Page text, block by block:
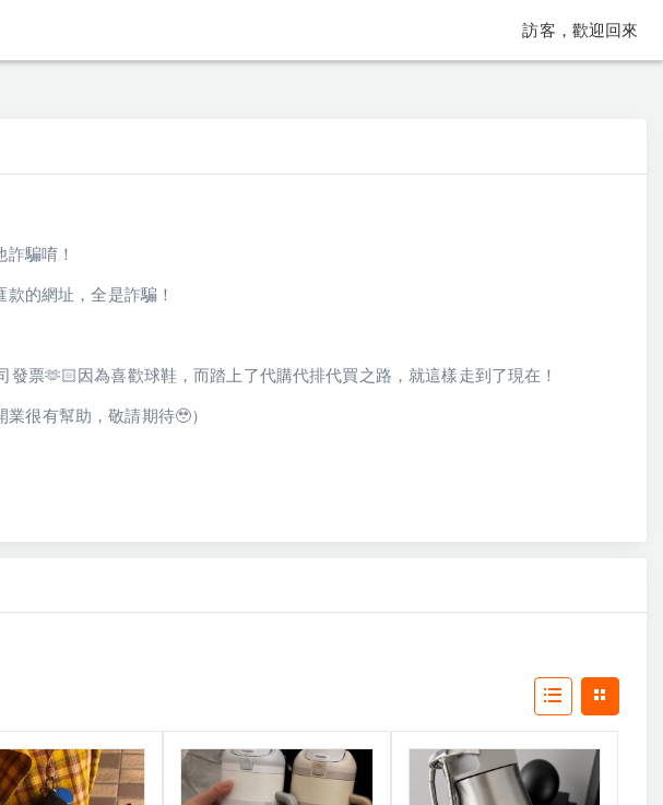
訪客，歡迎回來
騙唷！
的網址，全是詐騙！
發票🫶🏻 因為喜歡球鞋，而踏上了代購代排代買之路，就這樣走到了現在！
很有幫助，敬請期待🥹）